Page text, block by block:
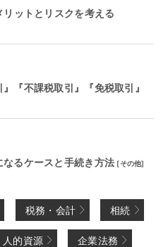
ットとリスクを考える
『不課税取引』『免税取引』
るケースと手続き方法 [その他]
税務・会計 相続
人的資源 企業法務